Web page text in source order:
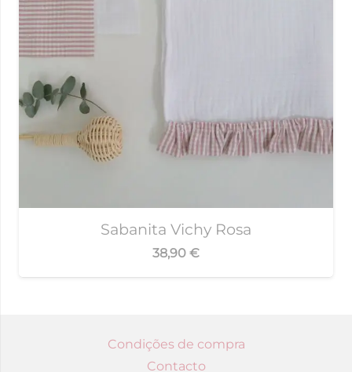
Sabanita Vichy Rosa
38,90 €
Condições de compra
Contacto